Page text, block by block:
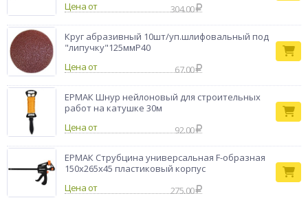
Цена от
304.00
Круг абразивный 10шт/уп.шлифовальный под
"липучку"125ммР40
Цена от
67.00
ЕРМАК Шнур нейлоновый для строительных
работ на катушке 30м
Цена от
92.00
ЕРМАК Струбцина универсальная F-образная
150х265х45 пластиковый корпус
Цена от
275.00